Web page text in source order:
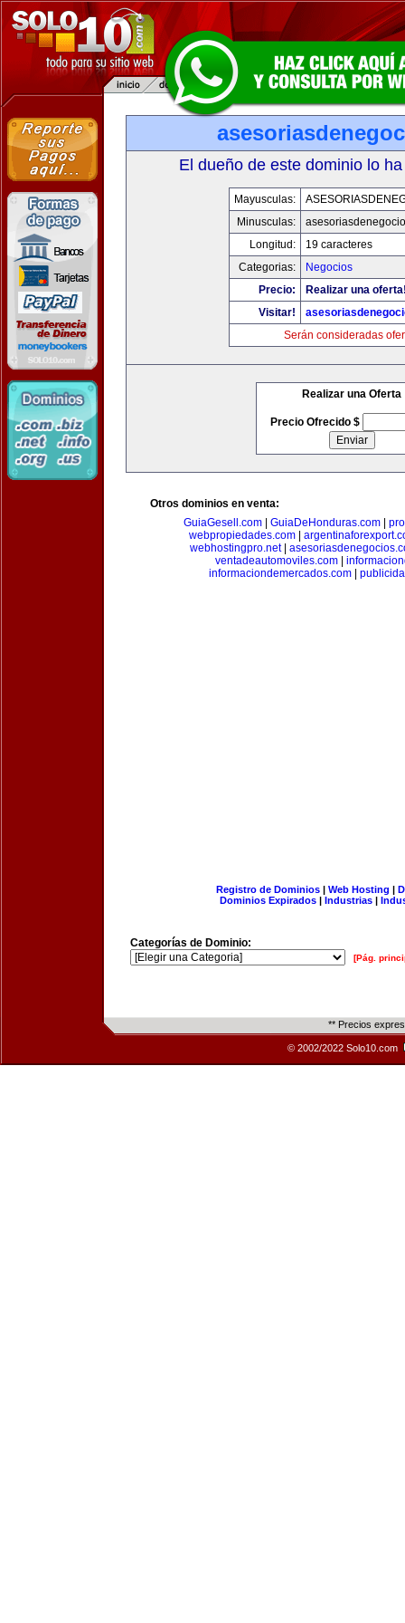
El dueño de este dominio lo
Mayusculas:
Minusculas:
Longitud:
19 caracteres
Categorias:
Negocios
Precio:
Realizar una
Visitar!
Serán consideradas
Realizar una Oferta
Precio Ofrecido $
Otros dominios en venta:
GuiaGesell.com| GuiaDeHonduras.com|
webpropiedades.com
webhostingpro.net|
ventadeautomoviles.com|
informaciondemercados.com|
Registro de Dominios| Web Hosting |
Dominios Expirados | Industrias |
Categorías de Dominio:
[Pág.
** Precios
© 2002/2022 Solo10.com